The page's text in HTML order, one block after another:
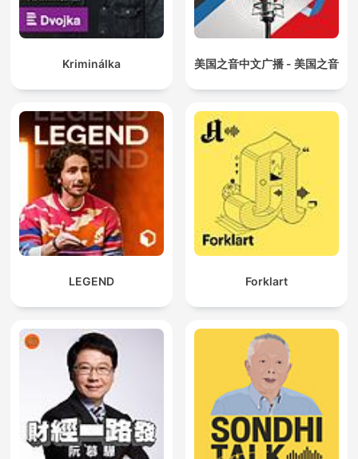
Kriminálka 美国之音中文广播 - 美国之音
LEGEND Forklart